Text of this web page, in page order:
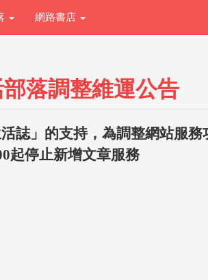
網路書店
落調整維運公告
誌」的支持，為調整網站服務
起停止新增文章服務